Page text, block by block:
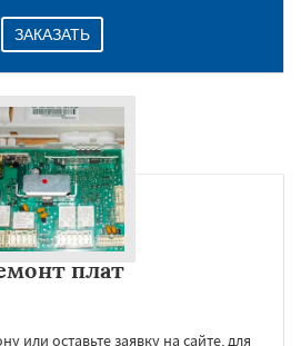
ЗАКАЗАТЬ
плат
или оставьте заявку на сайте, для